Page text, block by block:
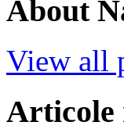
About
View all
Articole